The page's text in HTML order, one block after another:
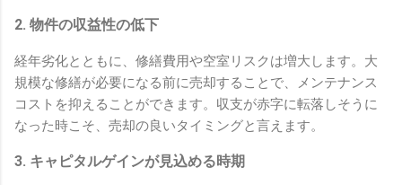
2. 物件の収益性の低下
経年劣化とともに、修繕費用や空室リスクは増大します。大
規模な修繕が必要になる前に売却することで、メンテナンス
コストを抑えることができます。収支が赤字に転落しそうに
なった時こそ、売却の良いタイミングと言えます。
3. キャピタルゲインが見込める時期